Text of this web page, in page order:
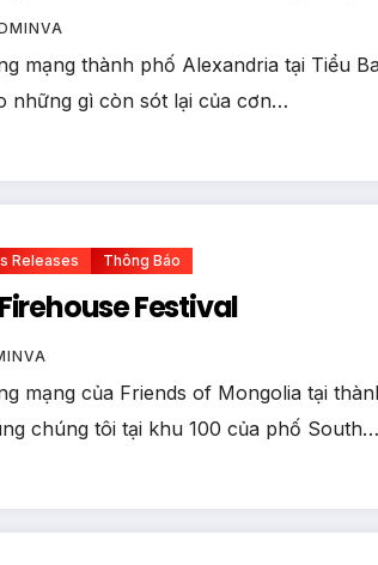
tháng 8
mạng thành phố Alexandria tại Tiểu
những gì còn sót lại của cơn…
Releases Thông Báo
Festival
mạng của Friends of Mongolia tại
chúng tôi tại khu 100 của phố South…